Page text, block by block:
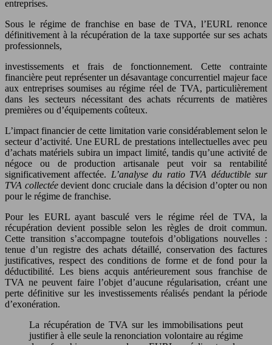
entreprises.
Sous le régime de franchise en base de TVA, l’EURL renonce
définitivement à la récupération de la taxe supportée sur ses achats
professionnels,
investissements et frais de fonctionnement. Cette contrainte
financière peut représenter un désavantage concurrentiel majeur face
aux entreprises soumises au régime réel de TVA, particulièrement
dans les secteurs nécessitant des achats récurrents de matières
premières ou d’équipements coûteux.
L’impact financier de cette limitation varie considérablement selon le
secteur d’activité. Une EURL de prestations intellectuelles avec peu
d’achats matériels subira un impact limité, tandis qu’une activité de
négoce ou de production artisanale peut voir sa rentabilité
significativement affectée. L’analyse du ratio TVA déductible sur
TVA collectéedevient donc cruciale dans la décision d’opter ou non
pour le régime de franchise.
Pour les EURL ayant basculé vers le régime réel de TVA, la
récupération devient possible selon les règles de droit commun.
Cette transition s’accompagne toutefois d’obligations nouvelles :
tenue d’un registre des achats détaillé, conservation des factures
justificatives, respect des conditions de forme et de fond pour la
déductibilité. Les biens acquis antérieurement sous franchise de
TVA ne peuvent faire l’objet d’aucune régularisation, créant une
perte définitive sur les investissements réalisés pendant la période
d’exonération.
La récupération de TVA sur les immobilisations peut
justifier à elle seule la renonciation volontaire au régime